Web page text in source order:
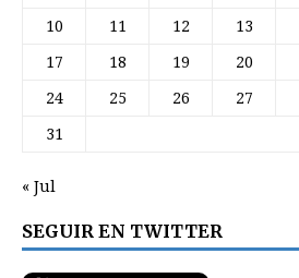
10 11 12 13
17 18 19 20
24 25 26 27
31
« Jul
SEGUIR EN TWITTER